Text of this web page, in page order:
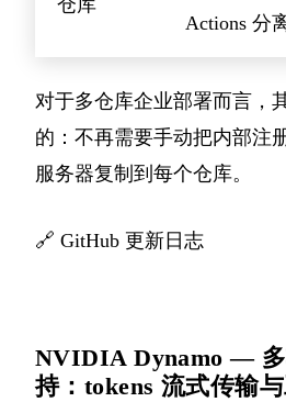
仓库
Actions 分
对于多仓库企业部署而言，
的：不再需要手动把内部注
服务器复制到每个仓库。
🔗 GitHub 更新日志
NVIDIA Dynamo — 多
持：tokens 流式传输